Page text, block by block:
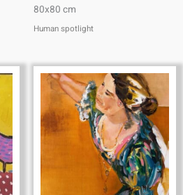
80x80 cm
Human spotlight